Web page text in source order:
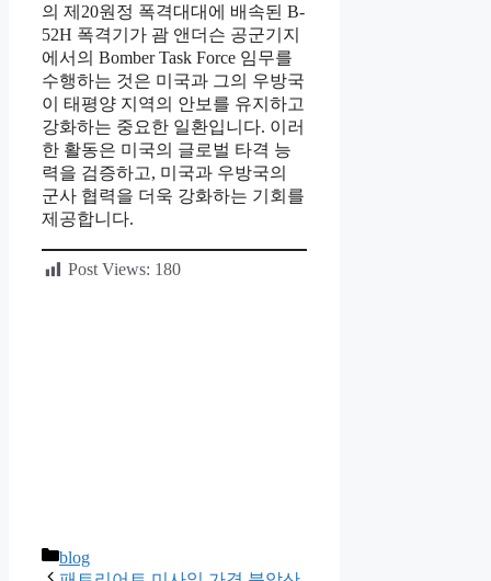
의 제20원정 폭격대대에 배속된 B-
52H 폭격기가 괌 앤더슨 공군기지
에서의 Bomber Task Force 임무를
수행하는 것은 미국과 그의 우방국
이 태평양 지역의 안보를 유지하고
강화하는 중요한 일환입니다. 이러
한 활동은 미국의 글로벌 타격 능
력을 검증하고, 미국과 우방국의
군사 협력을 더욱 강화하는 기회를
제공합니다.
Post Views: 180
카
blog